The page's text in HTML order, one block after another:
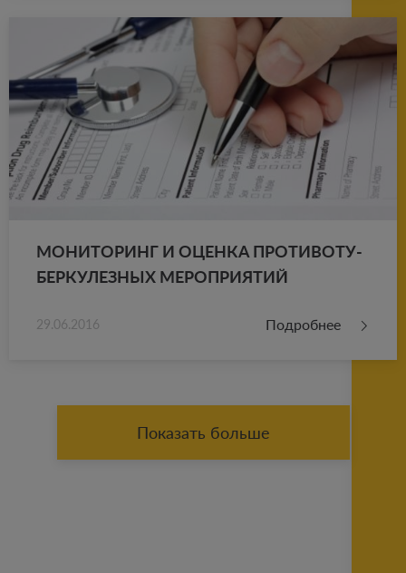
МО­НИ­ТО­РИНГ И ОЦЕН­КА ПРО­ТИ­ВО­ТУ­
БЕР­КУ­ЛЕЗ­НЫХ МЕ­РО­ПРИ­Я­ТИЙ
29.06.2016 Подробнее
Показать больше